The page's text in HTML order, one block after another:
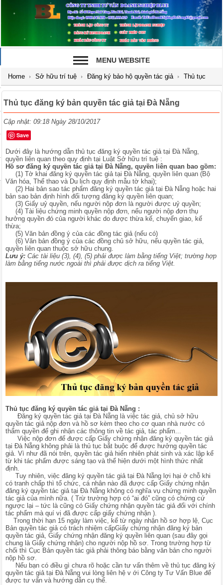
MENU WEBSITE
Home Sở hữu trí tuệ Đăng ký bảo hộ quyền tác giả Thủ tục
Thủ tục đăng ký bản quyền tác giả tại Đà Nẵng
Cập nhật: 09:18 Ngày 28/10/2017
Save
Dưới đây là hướng dẫn thủ tục đăng ký quyền tác giả tại Đà Nẵng,
quyền liên quan theo quy định tại Luật Sở hữu trí tuệ :
Hồ sơ đăng ký quyền tác giả tại Đà Nẵng, quyền liên quan bao gồm:
(1) Tờ khai đăng ký quyền tác giả tại Đà Nẵng, quyền liên quan (Bộ
Văn hóa, Thể thao và Du lịch quy định mẫu tờ khai);
(2) Hai bản sao tác phẩm đăng ký quyền tác giả tại Đà Nẵng hoặc hai
bản sao bản định hình đối tượng đăng ký quyền liên quan;
(3) Giấy uỷ quyền, nếu người nộp đơn là người được uỷ quyền;
(4) Tài liệu chứng minh quyền nộp đơn, nếu người nộp đơn thụ
hưởng quyền đó của người khác do được thừa kế, chuyển giao, kế
thừa;
(5) Văn bản đồng ý của các đồng tác giả (nếu có)
(6) Văn bản đồng ý của các đồng chủ sở hữu, nếu quyền tác giả,
quyền liên quan thuộc sở hữu chung.
Lưu ý: Các tài liệu (3), (4), (5) phải được làm bằng tiếng Việt; trường hợp
làm bằng tiếng nước ngoài thì phải được dịch ra tiếng Việt.
Thủ tục đăng ký quyền tác giả tại Đà Nẵng :
Đăng ký quyền tác giả tại Đà Nẵng là việc tác giả, chủ sở hữu
quyền tác giả nộp đơn và hồ sơ kèm theo cho cơ quan nhà nước có
thẩm quyền để ghi nhận các thông tin về tác giả, tác phẩm...
Việc nộp đơn để được cấp Giấy chứng nhận đăng ký quyền tác giả
tại Đà Nẵng không phải là thủ tục bắt buộc để được hưởng quyền tác
giả. Vì như đã nói trên, quyền tác giả hiển nhiên phát sinh và xác lập kể
từ khi tác phẩm được sáng tạo và thể hiện dưới một hình thức nhất
định.
Tuy nhiên, việc đăng ký quyền tác giả tại Đà Nẵng lợi hại ở chỗ khi
có tranh chấp thì tổ chức, cá nhân nào đã được cấp Giấy chứng nhận
đăng ký quyền tác giả tại Đà Nẵng không có nghĩa vụ chứng minh quyền
tác giả của mình nữa. ( Trừ trường hợp có “ai đó” cũng có chứng cứ
ngược lại – tức là cũng có Giấy chứng nhận quyền tác giả đối với chính
tác phẩm mà quí vị đã được cấp giấy chứng nhận ).
Trong thời hạn 15 ngày làm việc, kể từ ngày nhận hồ sơ hợp lệ, Cục
Bản quyền tác giả có trách nhiệm cấpGiấy chứng nhận đăng ký bản
quyền tác giả, Giấy chứng nhận đăng ký quyền liên quan (sau đây gọi
chung là Giấy chứng nhận) cho người nộp hồ sơ. Trong trường hợp từ
chối thì Cục Bản quyền tác giả phải thông báo bằng văn bản cho người
nộp hồ sơ.
Nếu bạn có điều gì chưa rõ hoặc cần tư vấn thêm về thủ tục đăng ký
quyền tác giả tại Đà Nẵng vui lòng liên hệ v ới Công ty Tư Vấn Blue để
được tư vấn và hướng dẫn cụ thể.